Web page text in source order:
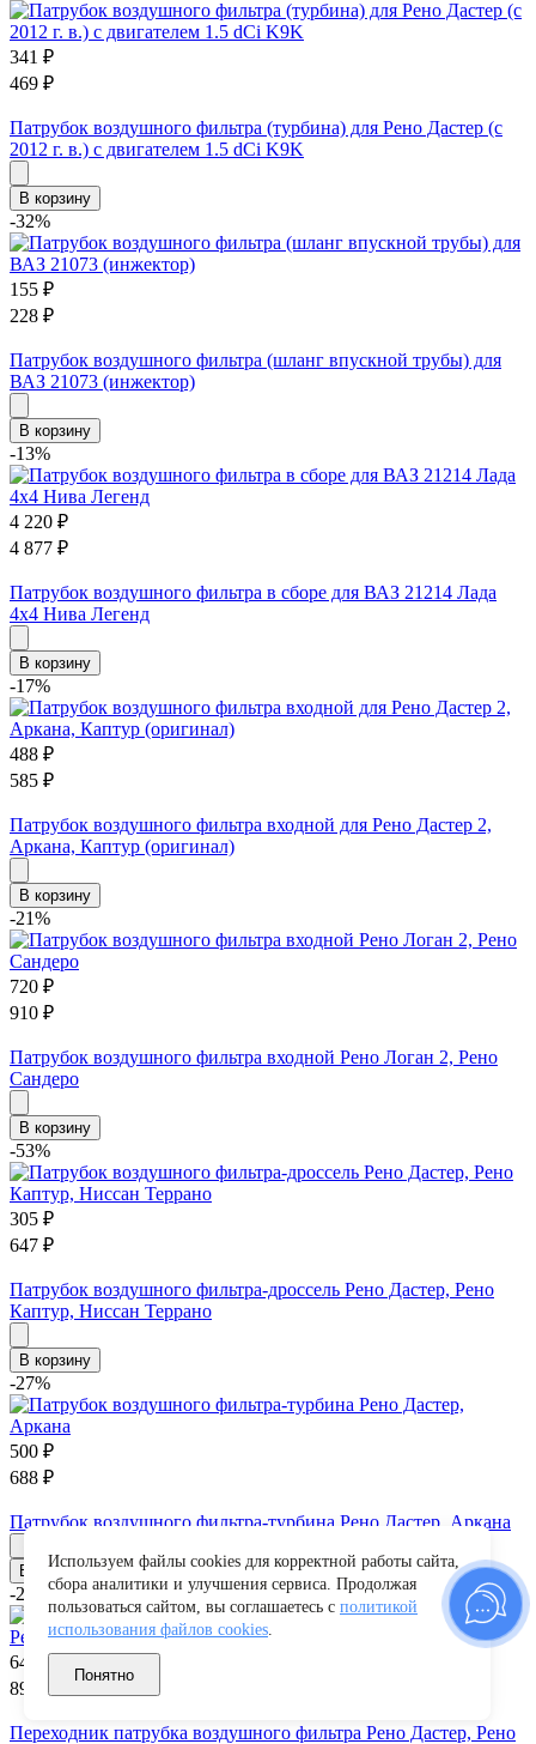
341 ₽
469 ₽
Патрубок воздушного фильтра (турбина) для Рено Дастер (с
2012 г. в.) с двигателем 1.5 dCi K9K
В корзину
-32%
155 ₽
228 ₽
Патрубок воздушного фильтра (шланг впускной трубы) для
ВАЗ 21073 (инжектор)
В корзину
-13%
4 220 ₽
4 877 ₽
Патрубок воздушного фильтра в сборе для ВАЗ 21214 Лада
4х4 Нива Легенд
В корзину
-17%
488 ₽
585 ₽
Патрубок воздушного фильтра входной для Рено Дастер 2,
Аркана, Каптур (оригинал)
В корзину
-21%
720 ₽
910 ₽
Патрубок воздушного фильтра входной Рено Логан 2, Рено
Сандеро
В корзину
-53%
305 ₽
647 ₽
Патрубок воздушного фильтра-дроссель Рено Дастер, Рено
Каптур, Ниссан Террано
В корзину
-27%
500 ₽
688 ₽
Патрубок воздушного фильтра-турбина Рено Дастер, Аркана
В корзину
-28%
64
89
Переходник патрубка воздушного фильтра Рено Дастер, Рено
Используем файлы cookies для корректной работы сайта,
сбора аналитики и улучшения сервиса. Продолжая
пользоваться сайтом, вы соглашаетесь с политикой
использования файлов cookies.
Понятно